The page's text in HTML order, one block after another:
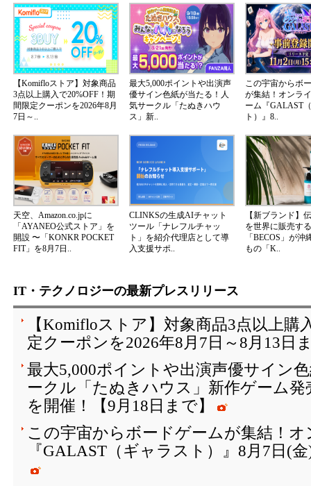
【Komifloストア】対象商品
3点以上購入で20%OFF！期
間限定クーポンを2026年8月
7日～..
最大5,000ポイントや出演声
優サイン色紙が当たる！人
気サークル「たぬきハウ
ス」新..
この宇宙からボ
が集結！オンラ
ーム『GALAST
ト）』8..
天空、Amazon.co.jpに
「AYANEO公式ストア」を
開設 〜「KONKR POCKET
FIT」を8月7日..
CLINKSの生成AIチャット
ツール「ナレフルチャッ
ト」を紹介代理店として導
入支援サポ..
【新ブランド】
を世界に販売す
「BECOS」が沖
もの「K..
IT・テクノロジーの最新プレスリリース
【Komifloストア】対象商品3点以上購
定クーポンを2026年8月7日～8月13日
最大5,000ポイントや出演声優サイン
ークル「たぬきハウス」新作ゲーム
を開催！【9月18日まで】
この宇宙からボードゲームが集結！
『GALAST（ギャラスト）』8月7日(